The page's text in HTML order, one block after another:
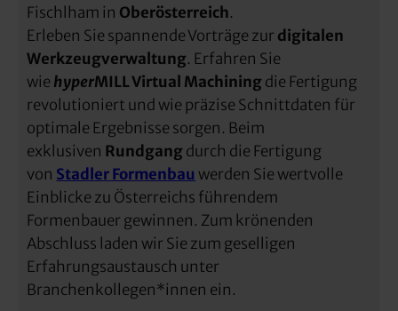
Fischlham in Oberösterreich.
Erleben Sie spannende Vorträge zur digitalen
Werkzeugverwaltung. Erfahren Sie
wie hyperMILL Virtual Machiningdie Fertigung
revolutioniert und wie präzise Schnittdaten für
optimale Ergebnisse sorgen. Beim
exklusiven Rundgangdurch die Fertigung
von StadlerFormenbau werden Sie wertvolle
Einblicke zu Österreichs führendem
Formenbauer gewinnen. Zum krönenden
Abschluss laden wir Sie zum geselligen
Erfahrungsaustausch unter
Branchenkollegen*innen ein.